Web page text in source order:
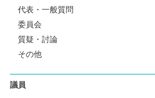
代表・一般質問
委員会
質疑・討論
その他
議員